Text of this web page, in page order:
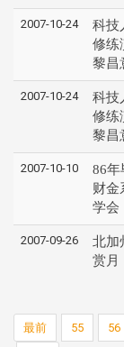
2007-10-24
科技
修练
黎昌
2007-10-24
科技
修练
黎昌
2007-10-10
86年
财金
学会
2007-09-26
北加
赏月
最前 55 56